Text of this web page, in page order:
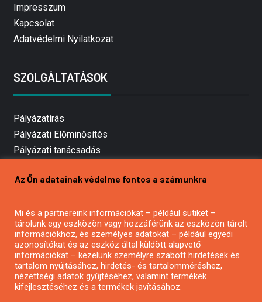
Impresszum
Kapcsolat
Adatvédelmi Nyilatkozat
SZOLGÁLTATÁSOK
Pályázatírás
Pályázati Előminősítés
Pályázati tanácsadás
Mezőgazdasági pályázatírás
Pályázatírás civil szervezeteknek
Pályázatírás önkormányzatoknak
Pályázatfigyelés
Specifikus pályázatfigyelés vagy hírlevél
Az Ön adatainak védelme fontos a számunkra
Mi és a partnereink információkat – például sütiket –
tárolunk egy eszközön vagy hozzáférünk az eszközön tárolt
információkhoz, és személyes adatokat – például egyedi
azonosítókat és az eszköz által küldött alapvető
információkat – kezelünk személyre szabott hirdetések és
tartalom nyújtásához, hirdetés- és tartalomméréshez,
nézettségi adatok gyűjtéséhez, valamint termékek
kifejlesztéséhez és a termékek javításához.